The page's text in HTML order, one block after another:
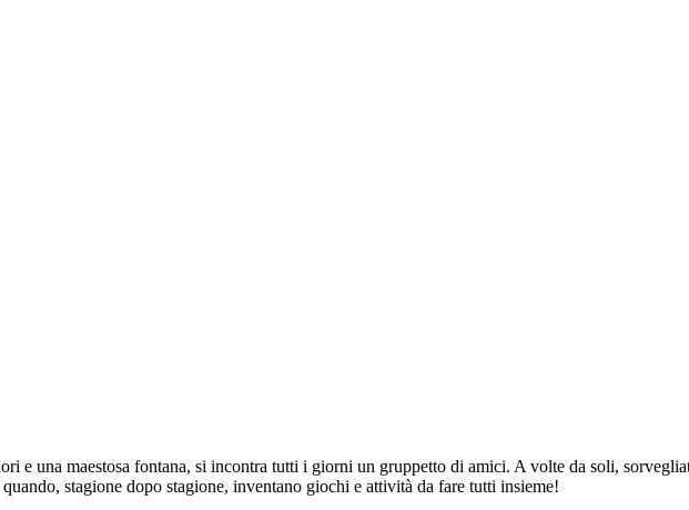
e una maestosa fontana, si incontra tutti i giorni un gruppetto di amici. A volte da soli,
stagione dopo stagione, inventano giochi e attività da fare tutti insieme!